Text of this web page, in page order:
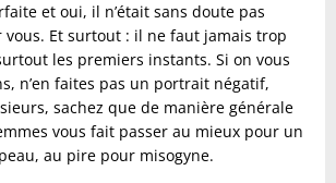
et oui, il n’était sans doute pas
Et surtout : il ne faut jamais trop
les premiers instants. Si on vous
n’en faites pas un portrait négatif,
sachez que de manière générale
vous fait passer au mieux pour un
au pire pour misogyne.